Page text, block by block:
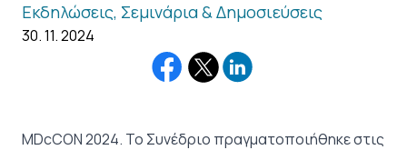
Εκδηλώσεις, Σεμινάρια & Δημοσιεύσεις
30. 11. 2024
MDcCON 2024. Το Συνέδριο πραγματοποιήθηκε στις